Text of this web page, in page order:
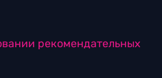
рекомендательных